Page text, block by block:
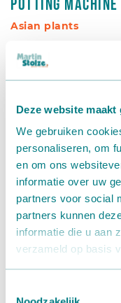
Deze website
We gebruiken
personaliseren, om
en om ons
informatie over uw
partners voor social
partners kunnen
informatie die u aan
verzameld op basis
Potting machine
Asian plants
Box transport
Packaging - Wrapping -